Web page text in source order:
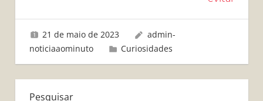
21 de maio de 2023
admin-
noticiaaominuto
Curiosidades
Pesquisar